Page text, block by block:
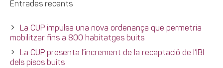
Entrades recents
La CUP impulsa una nova ordenança que permetria
mobilitzar fins a 800 habitatges buits
La CUP presenta l’increment de la recaptació de l’IBI
dels pisos buits